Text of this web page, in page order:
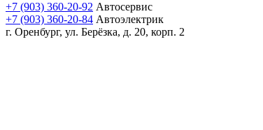
+7 (903) 360-20-92 Автосервис
+7 (903) 360-20-84 Автоэлектрик
г. Оренбург, ул. Берёзка, д. 20, корп. 2